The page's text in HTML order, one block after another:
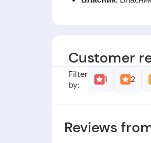
Customer
Filter
by:
1 2
Reviews